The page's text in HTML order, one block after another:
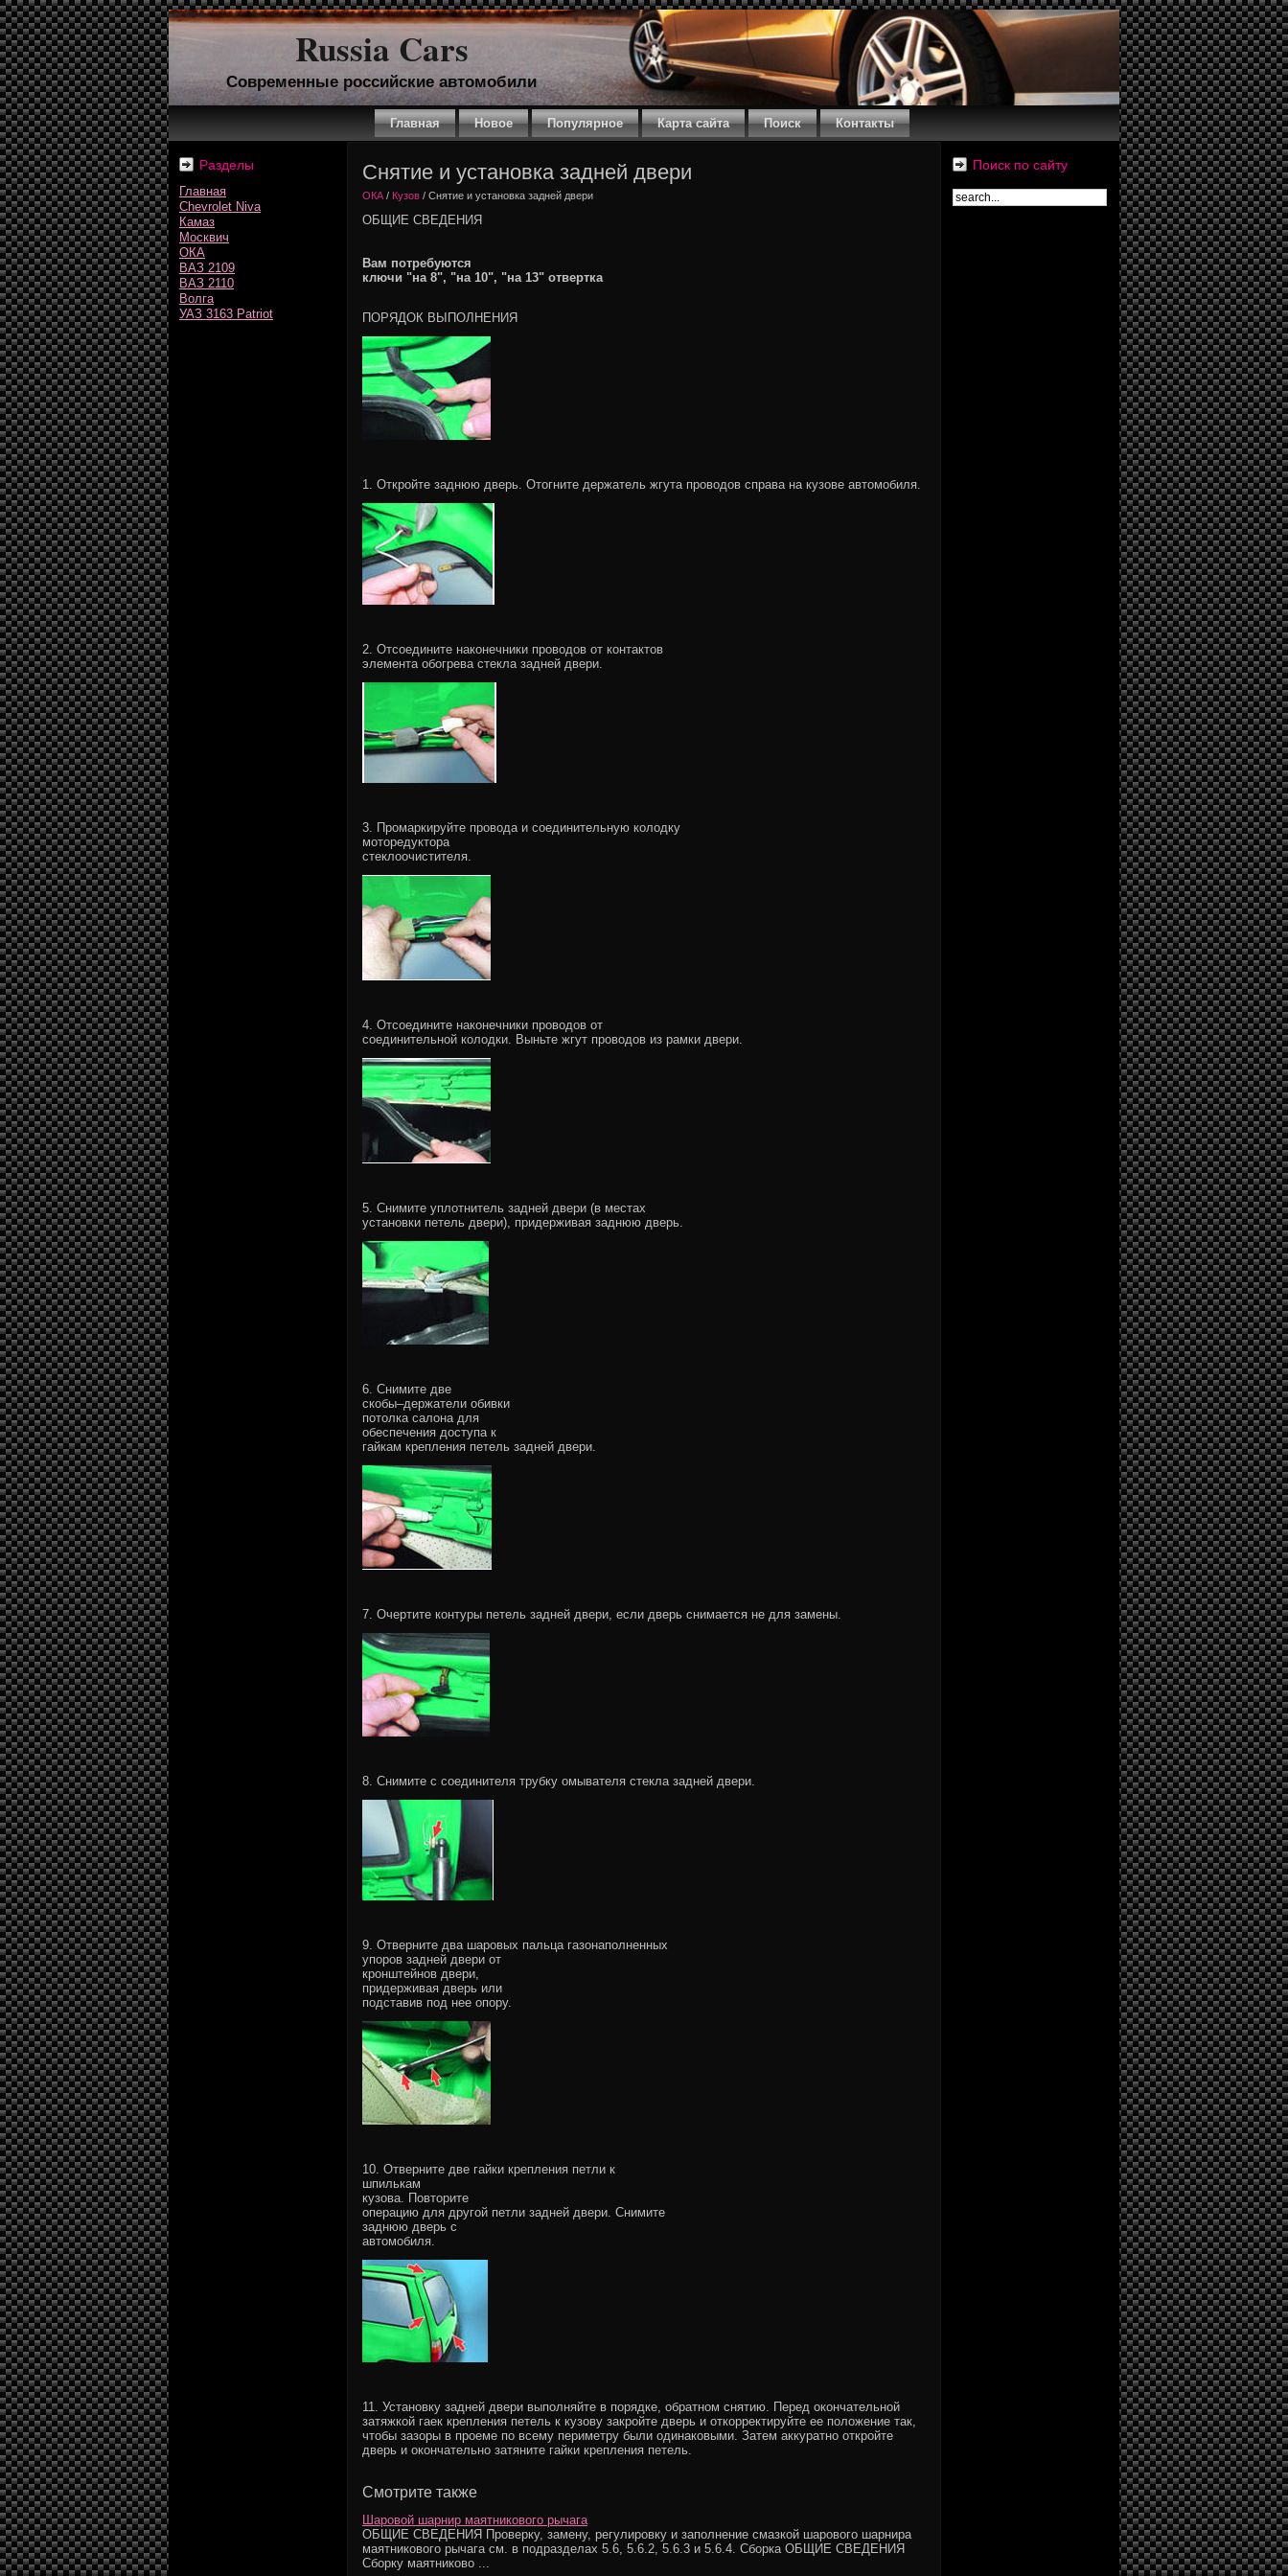
Russia Cars
Современные российские автомобили
Главная Новое Популярное Карта сайта Поиск Контакты
Разделы
Главная
Chevrolet Niva
Камаз
Москвич
ОКА
ВАЗ 2109
ВАЗ 2110
Волга
УАЗ 3163 Patriot
Снятие и установка задней двери
ОКА / Кузов / Снятие и установка задней двери
ОБЩИЕ СВЕДЕНИЯ
Вам потребуются
ключи "на 8", "на 10", "на 13" отвертка
ПОРЯДОК ВЫПОЛНЕНИЯ
1. Откройте заднюю дверь. Отогните держатель жгута проводов справа на кузове автомобиля.
2. Отсоедините наконечники проводов от контактов
элемента обогрева стекла задней двери.
3. Промаркируйте провода и соединительную колодку
моторедуктора
стеклоочистителя.
4. Отсоедините наконечники проводов от
соединительной колодки. Выньте жгут проводов из рамки двери.
5. Снимите уплотнитель задней двери (в местах
установки петель двери), придерживая заднюю дверь.
6. Снимите две
скобы–держатели обивки
потолка салона для
обеспечения доступа к
гайкам крепления петель задней двери.
7. Очертите контуры петель задней двери, если дверь снимается не для замены.
8. Снимите с соединителя трубку омывателя стекла задней двери.
9. Отверните два шаровых пальца газонаполненных
упоров задней двери от
кронштейнов двери,
придерживая дверь или
подставив под нее опору.
10. Отверните две гайки крепления петли к
шпилькам
кузова. Повторите
операцию для другой петли задней двери. Снимите
заднюю дверь с
автомобиля.
11. Установку задней двери выполняйте в порядке, обратном снятию. Перед окончательной
затяжкой гаек крепления петель к кузову закройте дверь и откорректируйте ее положение так,
чтобы зазоры в проеме по всему периметру были одинаковыми. Затем аккуратно откройте
дверь и окончательно затяните гайки крепления петель.
Смотрите также
Шаровой шарнир маятникового рычага
ОБЩИЕ СВЕДЕНИЯ Проверку, замену, регулировку и заполнение смазкой шарового шарнира
маятникового рычага см. в подразделах 5.6, 5.6.2, 5.6.3 и 5.6.4. Сборка ОБЩИЕ СВЕДЕНИЯ
Сборку маятниково ...
Поиск по сайту